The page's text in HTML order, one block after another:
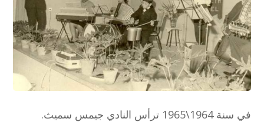
في سنة 1964\1965 ترأس النادي جيمس سميث.